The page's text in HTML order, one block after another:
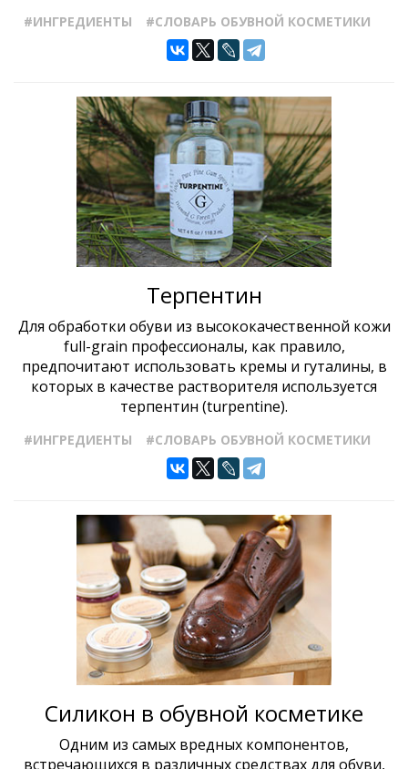
#ИНГРЕДИЕНТЫ #СЛОВАРЬ ОБУВНОЙ КОСМЕТИКИ
Терпентин
Для обработки обуви из высококачественной кожи
full-grain профессионалы, как правило,
предпочитают использовать кремы и гуталины, в
которых в качестве растворителя используется
терпентин (turpentine).
#ИНГРЕДИЕНТЫ #СЛОВАРЬ ОБУВНОЙ КОСМЕТИКИ
Силикон в обувной косметике
Одним из самых вредных компонентов,
встречающихся в различных средствах для обуви,